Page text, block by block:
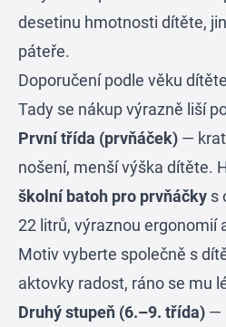
desetinu hmotnosti dítěte,
páteře.
Doporučení podle věku dítěte
Tady se nákup výrazně liší
První třída (prvňáček) —
nošení, menší výška dítěte.
školní batoh pro prvňáčky s
22 litrů, výraznou ergonomií
Motiv vyberte společně s
aktovky radost, ráno se mu
Druhý stupeň (6.–9. třída) —